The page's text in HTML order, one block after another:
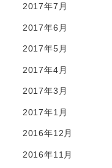
2017年7月
2017年6月
2017年5月
2017年4月
2017年3月
2017年1月
2016年12月
2016年11月